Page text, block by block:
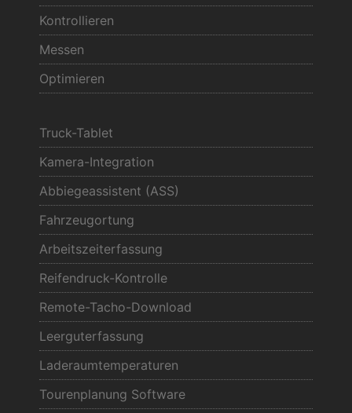
Kontrollieren
Messen
Optimieren
Truck-Tablet
Kamera-Integration
Abbiegeassistent (ASS)
Fahrzeugortung
Arbeitszeiterfassung
Reifendruck-Kontrolle
Remote-Tacho-Download
Leerguterfassung
Laderaumtemperaturen
Tourenplanung Software